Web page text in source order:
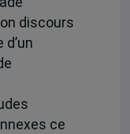
discours
d’un
ce